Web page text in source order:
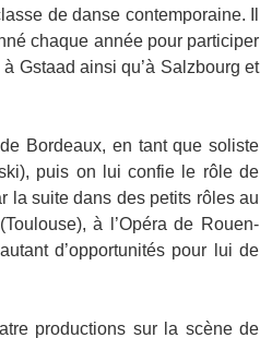
de danse contemporaine. Il
chaque année pour participer
Gstaad ainsi qu’à Salzbourg et
Bordeaux, en tant que soliste
puis on lui confie le rôle de
la suite dans des petits rôles au
à l’Opéra de Rouen-
d’opportunités pour lui de
productions sur la scène de